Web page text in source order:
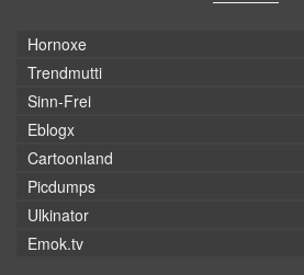
Hornoxe
Trendmutti
Sinn-Frei
Eblogx
Cartoonland
Picdumps
Ulkinator
Emok.tv